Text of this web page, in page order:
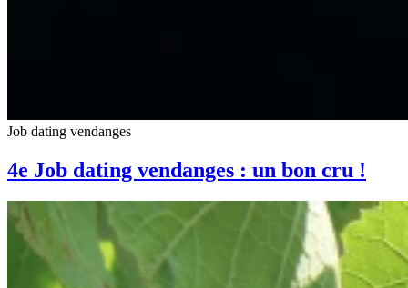
Job dating vendanges
4e Job dating vendanges : un bon cru !